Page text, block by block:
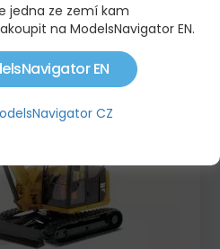
BAGR "EUROVIA"
jedna ze zemí kam
na ModelsNavigator EN.
EN
CZ